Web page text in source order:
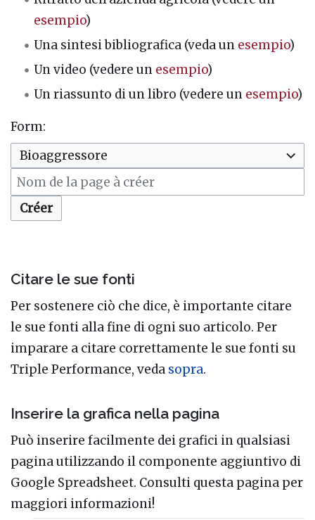
esempio)
Una sintesi bibliografica (veda un esempio)
Un video (vedere un esempio)
Un riassunto di un libro (vedere un esempio)
Form:
Bioaggressore
Créer
Citare le sue fonti
Per sostenere ciò che dice, è importante citare
le sue fonti alla fine di ogni suo articolo. Per
imparare a citare correttamente le sue fonti su
Triple Performance, veda sopra.
Inserire la grafica nella pagina
Può inserire facilmente dei grafici in qualsiasi
pagina utilizzando il componente aggiuntivo di
Google Spreadsheet. Consulti questa pagina per
maggiori informazioni!